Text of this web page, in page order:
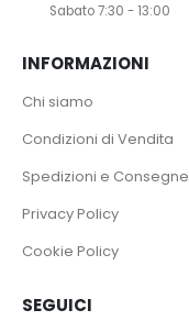
Sabato 7:30 - 13:00
INFORMAZIONI
Chi siamo
Condizioni di Vendita
Spedizioni e Consegne
Privacy Policy
Cookie Policy
SEGUICI